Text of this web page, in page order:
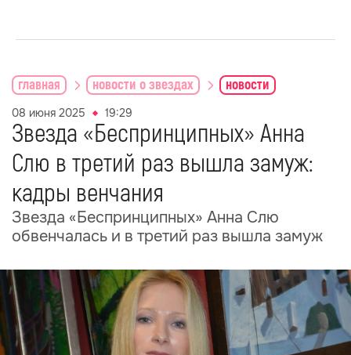
главная новости о звездах новости
08 июня 2025 19:29
Звезда «Беспринципных» Анна
Слю в третий раз вышла замуж:
кадры венчания
Звезда «Беспринципных» Анна Слю
обвенчалась и в третий раз вышла замуж